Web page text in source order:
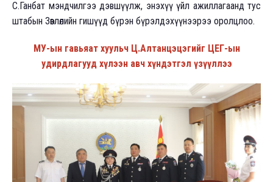
С.Ганбат мэндчилгээ дэвшүүлж, энэхүү үйл ажиллагаанд тус
штабын Зөвлөлийн гишүүд бүрэн бүрэлдэхүүнээрээ оролцлоо.
МУ-ын гавьяат хуульч Ц.Алтанцэцэгийг ЦЕГ-ын
удирдлагууд хүлээн авч хүндэтгэл үзүүллээ